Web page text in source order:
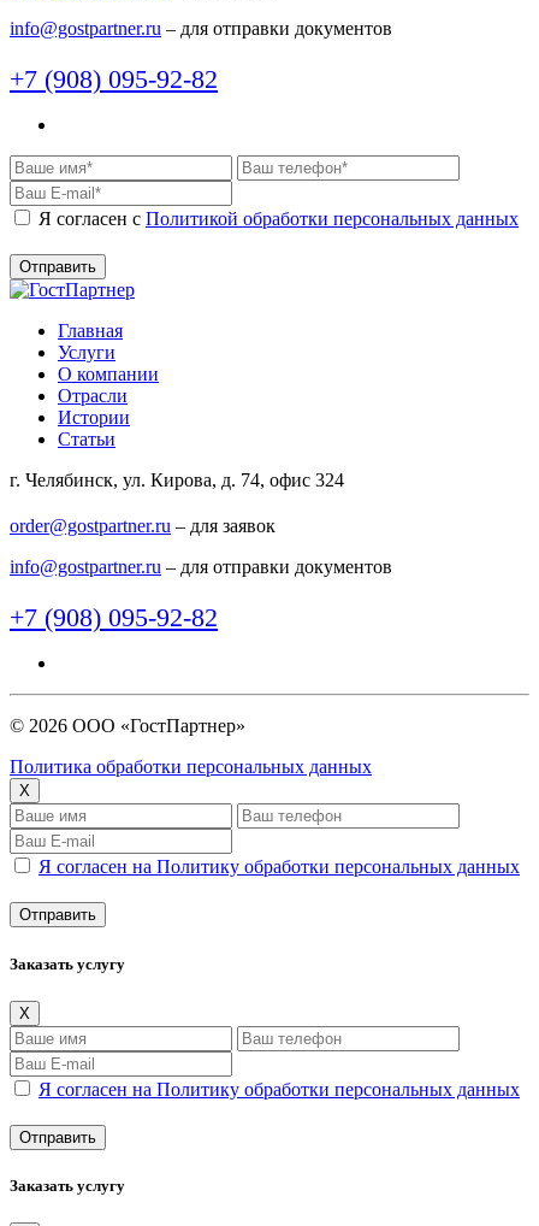
info@gostpartner.ru – для отправки документов
+7 (908) 095-92-82
Я согласен c Политикой обработки персональных данных
Главная
Услуги
О компании
Отрасли
Истории
Статьи
г. Челябинск, ул. Кирова, д. 74, офис 324
order@gostpartner.ru – для заявок
info@gostpartner.ru – для отправки документов
+7 (908) 095-92-82
© 2026 ООО «ГостПартнер»
Политика обработки персональных данных
X
Я согласен на Политику обработки персональных данных
Заказать услугу
X
Я согласен на Политику обработки персональных данных
Заказать услугу